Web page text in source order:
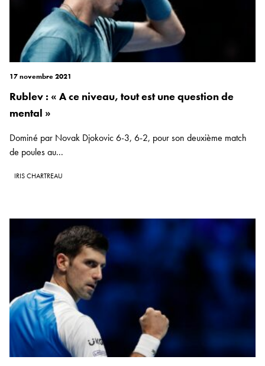
17 novembre 2021
Rublev : « A ce niveau, tout est une question de
mental »
Dominé par Novak Djokovic 6-3, 6-2, pour son deuxième match
de poules au...
IRIS CHARTREAU